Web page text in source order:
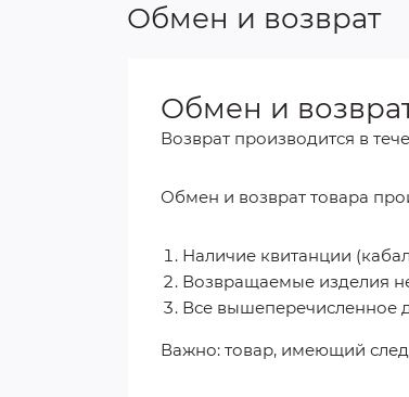
Обмен и возврат
Обмен и
Возврат производится в
Обмен и возврат товара
Возвращаемые изделия
Все вышеперечисленное
Важно: товар, имеющий